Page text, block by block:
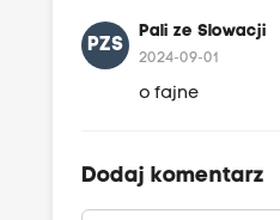
PZS
Pali ze Slowacji
2024-09-01
o fajne
Dodaj komentarz